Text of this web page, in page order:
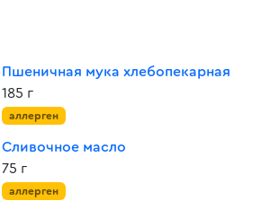
Пшеничная мука хлебопекарная
185 г
аллерген
Сливочное масло
75 г
аллерген